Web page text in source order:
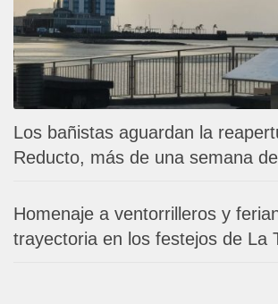
Los bañistas aguardan la
Reducto, más de una semana
Homenaje a ventorrilleros y
trayectoria en los festejos de La